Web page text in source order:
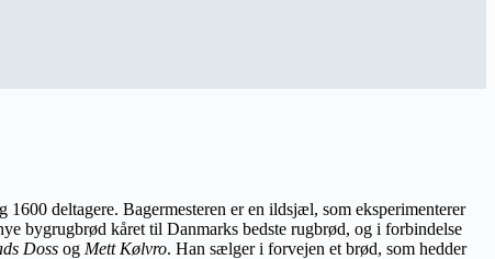
deltagere. Bagermesteren er en ildsjæl, som eksperimenterer
bygrugbrød kåret til Danmarks bedste rugbrød, og i forbindelse
Doss og Mett Kølvro. Han sælger i forvejen et brød, som hedder